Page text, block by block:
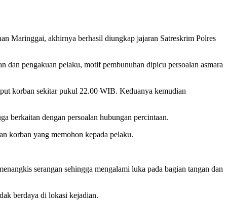
Maringgai, akhirnya berhasil diungkap jajaran Satreskrim Polres
pengakuan pelaku, motif pembunuhan dipicu persoalan asmara
korban sekitar pukul 22.00 WIB. Keduanya kemudian
berkaitan dengan persoalan hubungan percintaan.
korban yang memohon kepada pelaku.
serangan sehingga mengalami luka pada bagian tangan dan
berdaya di lokasi kejadian.